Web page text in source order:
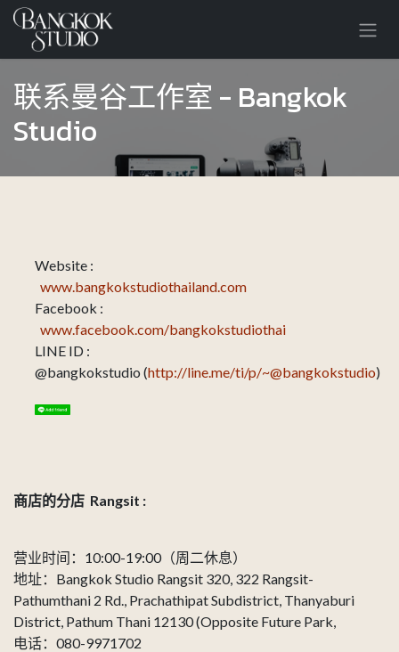
跳至内容
联系曼谷工作室 - Bangkok
Studio
Website :
www.bangkokstudiothailand.com
Facebook :
www.facebook.com/bangkokstudiothai
LINE ID :
@bangkokstudio (http://line.me/ti/p/~@bangkokstudio)
商店的分店 Rangsit :
营业时间：10:00-19:00（周二休息）
地址：Bangkok Studio Rangsit 320, 322 Rangsit-
Pathumthani 2 Rd., Prachathipat Subdistrict, Thanyaburi
District, Pathum Thani 12130 (Opposite Future Park,
电话：080-9971702